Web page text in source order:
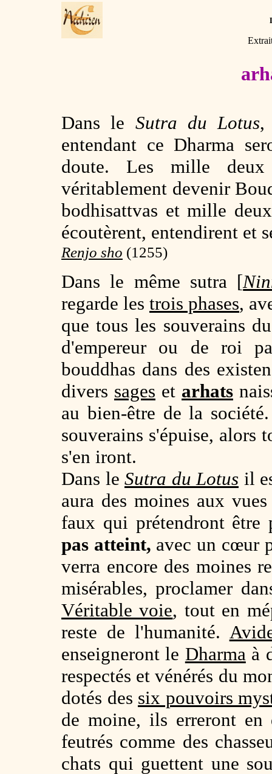
Dans le Sutra du Lotus,
entendant ce Dharma
doute. Les mille
véritablement devenir
bodhisattvas et mille
écoutèrent, entendirent et
Renjo sho (1255)
Dans le même sutra [
regarde les trois phases,
que tous les souverains
d'empereur ou de roi
bouddhas dans des
divers sages et arhats
au bien-être de la
souverains s'épuise, alors
s'en iront.
Dans le Sutra du Lotus il
aura des moines aux
faux qui prétendront être
pas atteint, avec un cœur
verra encore des moines
misérables, proclamer
Véritable voie, tout en
reste de l'humanité.
enseigneront le Dharmaà
respectés et vénérés du
dotés des six pouvoirs
de moine, ils erreront en
feutrés comme des
chats qui guettent une